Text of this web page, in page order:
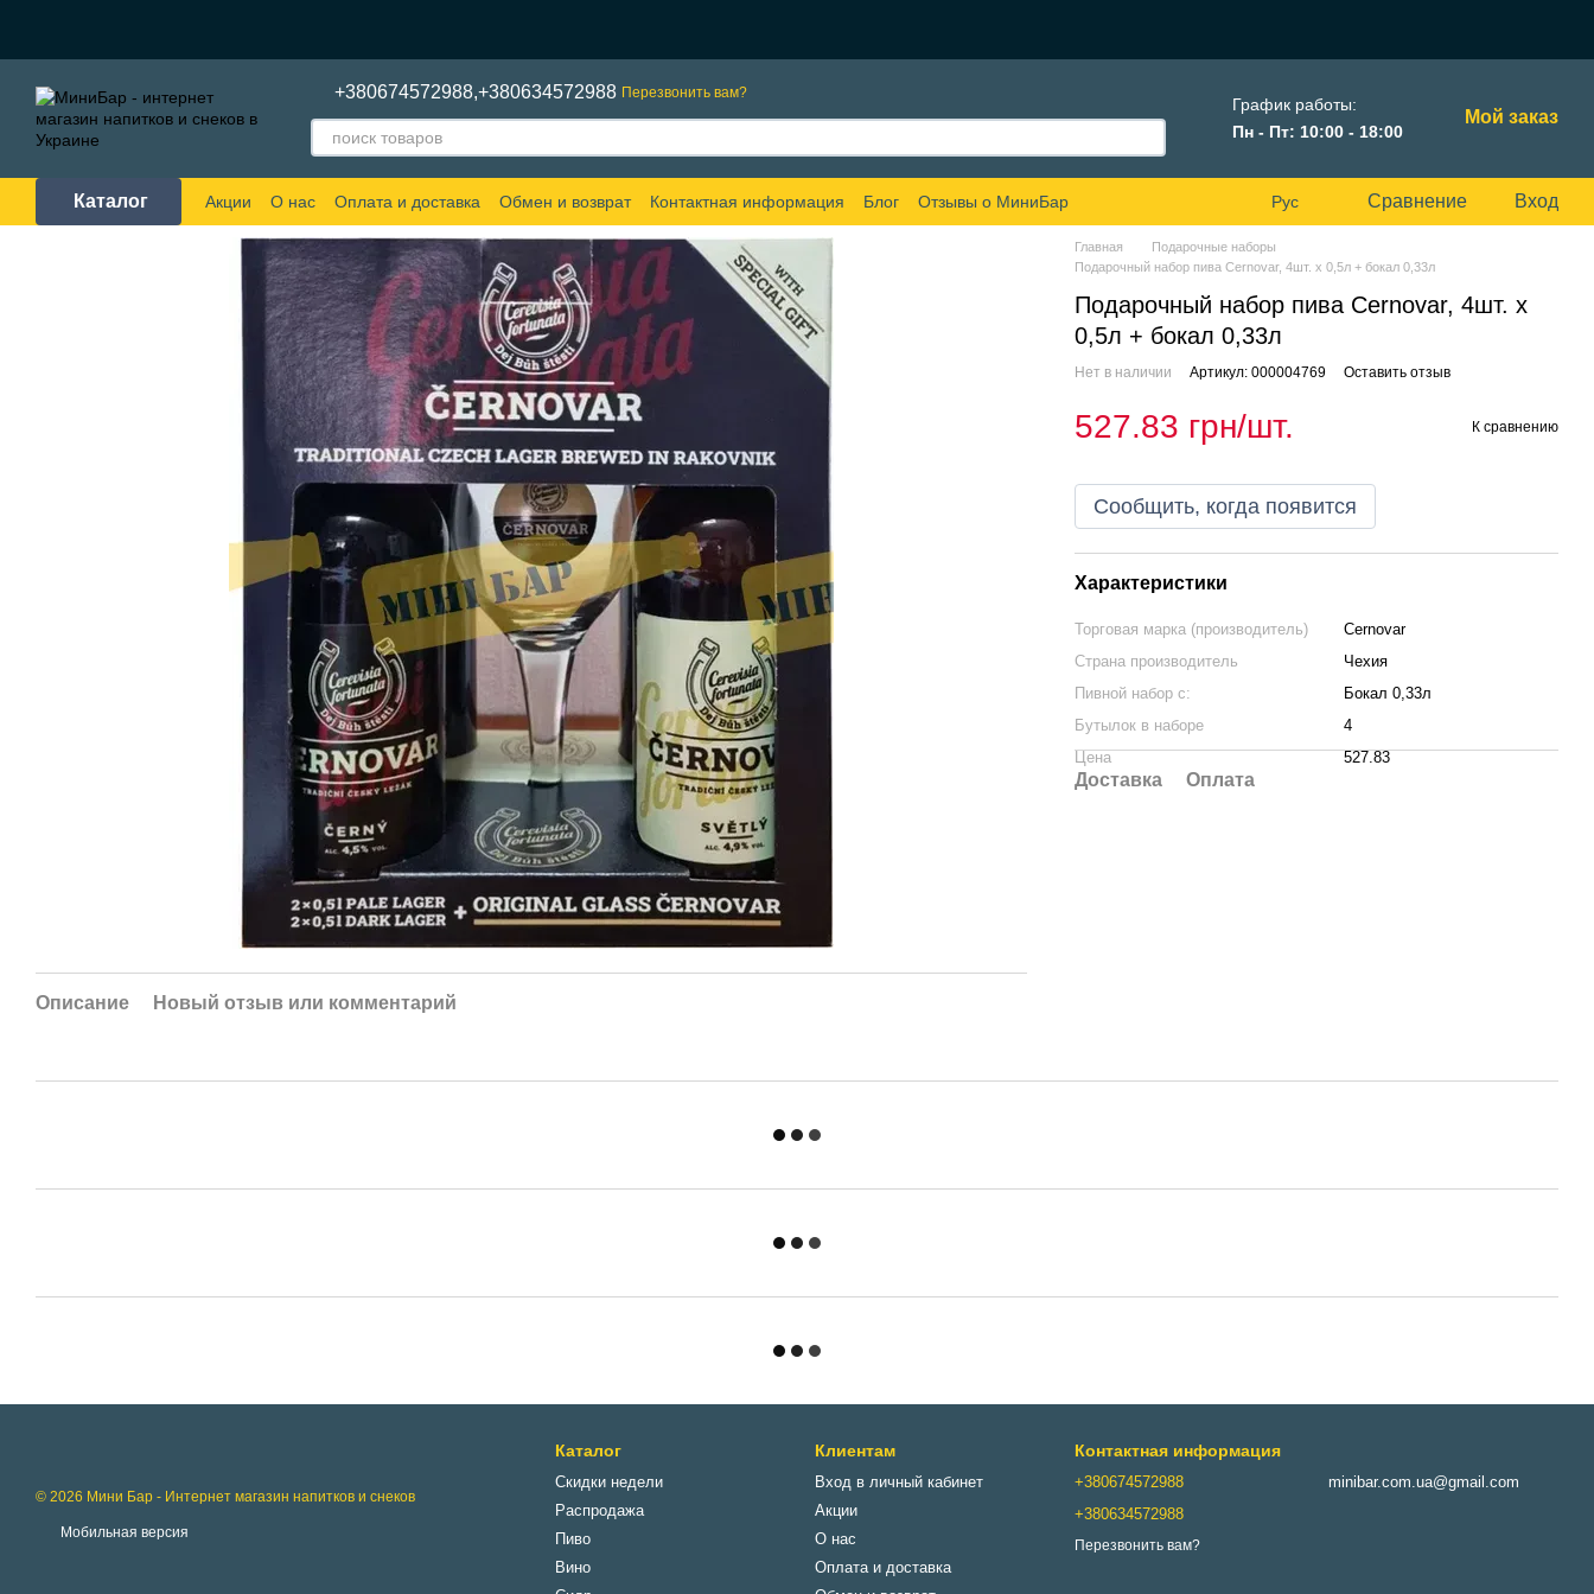
+380674572988,+380634572988 Перезвонить вам?
График работы:
Пн - Пт: 10:00 - 18:00
Мой заказ
Каталог Акции О нас Оплата и доставка Обмен и возврат Контактная информация Блог Отзывы о МиниБар Рус Сравнение Вход
Описание Новый отзыв или комментарий
Главная
Подарочные наборы
Подарочный набор пива Cernovar, 4шт. х 0,5л + бокал 0,33л
Подарочный набор пива Cernovar, 4шт. х
0,5л + бокал 0,33л
Нет в наличии Артикул: 000004769 Оставить отзыв
527.83 грн/шт. К сравнению
Сообщить, когда появится
Характеристики
Торговая марка (производитель)
Cernovar
Страна производитель
Чехия
Пивной набор с:
Бокал 0,33л
Бутылок в наборе
4
Цена
527.83
Доставка Оплата
© 2026 Мини Бар - Интернет магазин напитков и снеков
Мобильная версия
Каталог
Скидки недели
Распродажа
Пиво
Вино
Клиентам
Вход в личный кабинет
Акции
О нас
Оплата и доставка
Контактная информация
+380674572988
+380634572988
Перезвонить вам?
minibar.com.ua@gmail.com